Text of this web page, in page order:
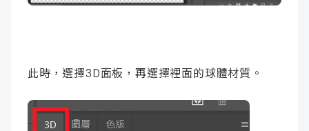
此時，選擇3D面板，再選擇裡面的球體材質。